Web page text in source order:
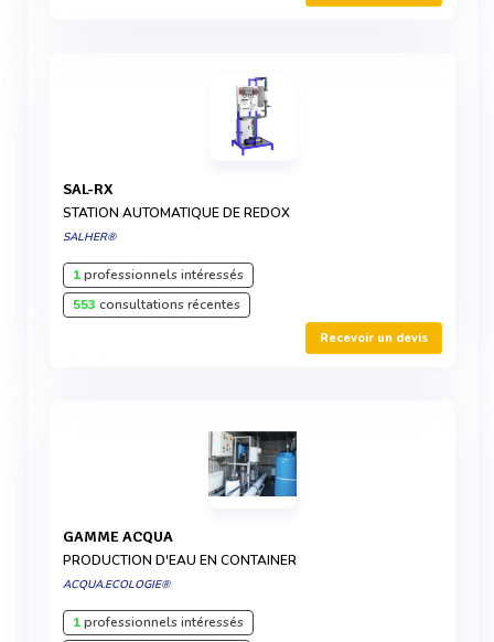
SAL-RX
STATION AUTOMATIQUE DE REDOX
SALHER®
1professionnels intéressés
553 consultations récentes
Recevoir un devis
GAMME ACQUA
PRODUCTION D'EAU EN CONTAINER
ACQUA.ECOLOGIE®
1professionnels intéressés